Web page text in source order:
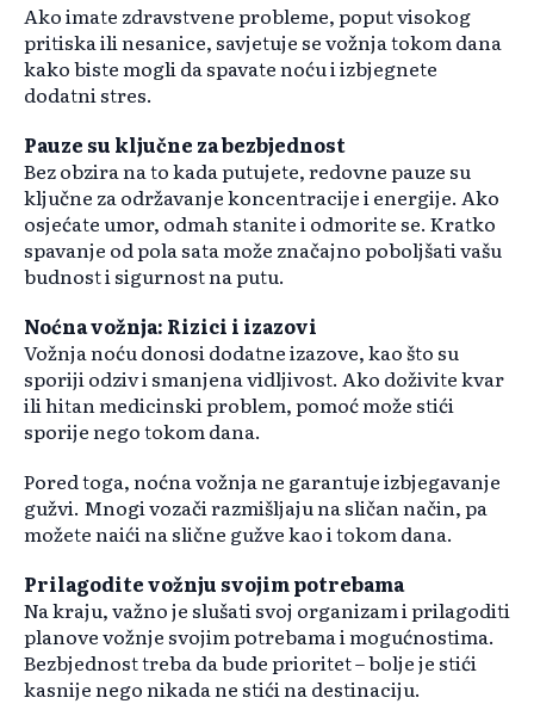
Ako imate zdravstvene probleme, poput visokog
pritiska ili nesanice, savjetuje se vožnja tokom dana
kako biste mogli da spavate noću i izbjegnete
dodatni stres.
Pauze su ključne za bezbjednost
Bez obzira na to kada putujete, redovne pauze su
ključne za održavanje koncentracije i energije. Ako
osjećate umor, odmah stanite i odmorite se. Kratko
spavanje od pola sata može značajno poboljšati vašu
budnost i sigurnost na putu.
Noćna vožnja: Rizici i izazovi
Vožnja noću donosi dodatne izazove, kao što su
sporiji odziv i smanjena vidljivost. Ako doživite kvar
ili hitan medicinski problem, pomoć može stići
sporije nego tokom dana.
Pored toga, noćna vožnja ne garantuje izbjegavanje
gužvi. Mnogi vozači razmišljaju na sličan način, pa
možete naići na slične gužve kao i tokom dana.
Prilagodite vožnju svojim potrebama
Na kraju, važno je slušati svoj organizam i prilagoditi
planove vožnje svojim potrebama i mogućnostima.
Bezbjednost treba da bude prioritet – bolje je stići
kasnije nego nikada ne stići na destinaciju.